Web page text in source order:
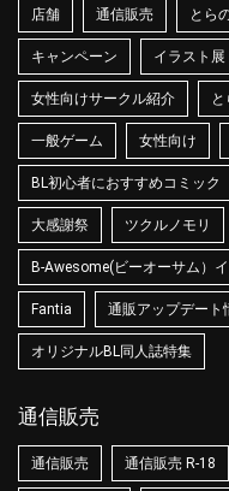
店舗 通信販売 とら
キャンペーン イラスト展
女性向けサークル紹介
一般ゲーム 女性向け
BL初心者におすすめコミック
大感謝祭 ツクルノモリ
B-Awesome(ビーオーサム）
Fantia 通販アップデート
オリジナルBL同人誌特集
通信販売
通信販売 通信販売 R-18